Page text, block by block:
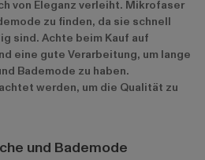
von Eleganz verleiht. Mikrofaser
zu finden, da sie schnell
sind. Achte beim Kauf auf
eine gute Verarbeitung, um lange
Bademode zu haben.
werden, um die Qualität zu
und Bademode